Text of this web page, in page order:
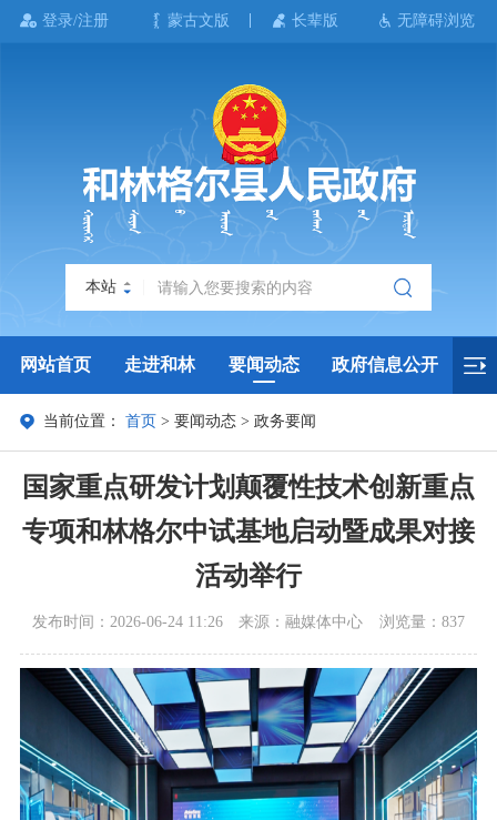
登录/注册 蒙古文版 长辈版 无障碍浏览
本站
网站首页 走进和林 要闻动态 政府信息公开
政务服务 政民互动 政府数据
当前位置：首页 >要闻动态 >政务要闻
国家重点研发计划颠覆性技术创新重点
专项和林格尔中试基地启动暨成果对接
活动举行
发布时间：2026-06-24 11:26 来源：融媒体中心 浏览量：837